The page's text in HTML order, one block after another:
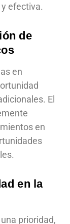
efectiva.
de
en
El
en
en la
prioridad,